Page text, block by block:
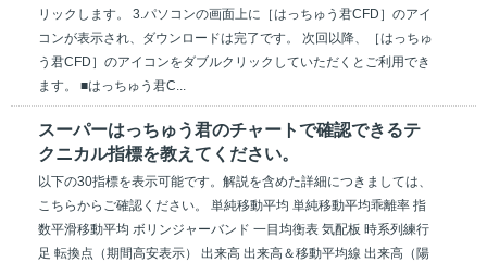
リックします。 3.パソコンの画面上に［はっちゅう君CFD］のアイ
コンが表示され、ダウンロードは完了です。 次回以降、［はっちゅ
う君CFD］のアイコンをダブルクリックしていただくとご利用でき
ます。 ■はっちゅう君C...
スーパーはっちゅう君のチャートで確認できるテ
クニカル指標を教えてください。
以下の30指標を表示可能です。解説を含めた詳細につきましては、
こちらからご確認ください。 単純移動平均 単純移動平均乖離率 指
数平滑移動平均 ボリンジャーバンド 一目均衡表 気配板 時系列練行
足 転換点（期間高安表示） 出来高 出来高＆移動平均線 出来高（陽